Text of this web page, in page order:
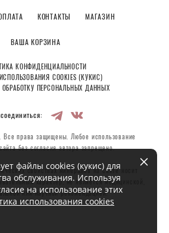
КОНТАКТЫ МАГАЗИН
ВАША КОРЗИНА
КОНФИДЕНЦИАЛЬНОСТИ
COOKIES (КУКИС)
ОБРАБОТКУ ПЕРСОНАЛЬНЫХ ДАННЫХ
права защищены. Любое использование
без согласия автора запрещено.
свойствах минералов на сайте носит
характер, не является медицинской,
или научной рекомендацией.
файлы cookies (кукис) для
обслуживания. Используя
на использование этих
использования cookies